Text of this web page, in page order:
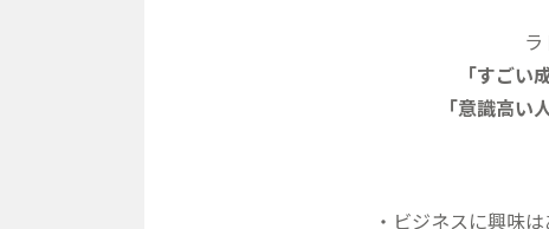
ラ
「すごい
「意識高い
・ビジネスに興味